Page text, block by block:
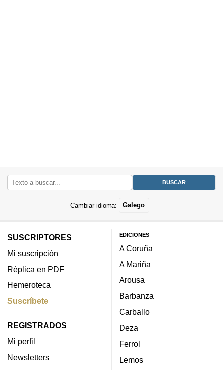
Cambiar idioma: Galego
SUSCRIPTORES
Mi suscripción
Réplica en PDF
Hemeroteca
Suscríbete
REGISTRADOS
Mi perfil
Newsletters
EDICIONES
A Coruña
A Mariña
Arousa
Barbanza
Carballo
Deza
Ferrol
Lemos